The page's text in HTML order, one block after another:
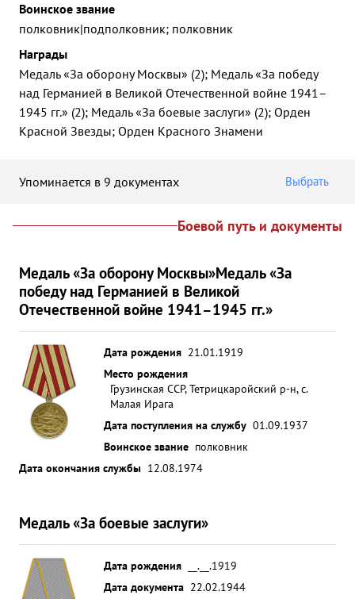
Воинское звание
полковник|подполковник; полковник
Награды
Медаль «За оборону Москвы» (2); Медаль «За победу
над Германией в Великой Отечественной войне 1941–
1945 гг.» (2); Медаль «За боевые заслуги» (2); Орден
Красной Звезды; Орден Красного Знамени
Упоминается в 9 документах Выбрать
Боевой путь и документы
Медаль «За оборону Москвы»Медаль «За
победу над Германией в Великой
Отечественной войне 1941–1945 гг.»
Дата рождения 21.01.1919
Место рождения
Грузинская ССР, Тетрицкаройский р-н, с.
Малая Ирага
Дата поступления на службу 01.09.1937
Воинское звание полковник
Дата окончания службы 12.08.1974
Медаль «За боевые заслуги»
Дата рождения
__.__.1919
Дата документа 22.02.1944